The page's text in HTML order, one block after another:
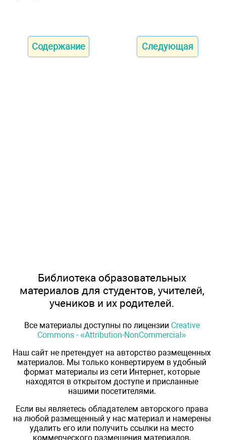
Содержание Следующая
Библиотека образовательных
материалов для студентов, учителей,
учеников и их родителей.
Все материалы доступны по лицензии Creative
Commons - «Attribution-NonCommercial»
Наш сайт не претендует на авторство размещенных
материалов. Мы только конвертируем в удобный
формат материалы из сети Интернет, которые
находятся в открытом доступе и присланные
нашими посетителями.
Если вы являетесь обладателем авторского права
на любой размещенный у нас материал и намерены
удалить его или получить ссылки на место
коммерческого размещения материалов,